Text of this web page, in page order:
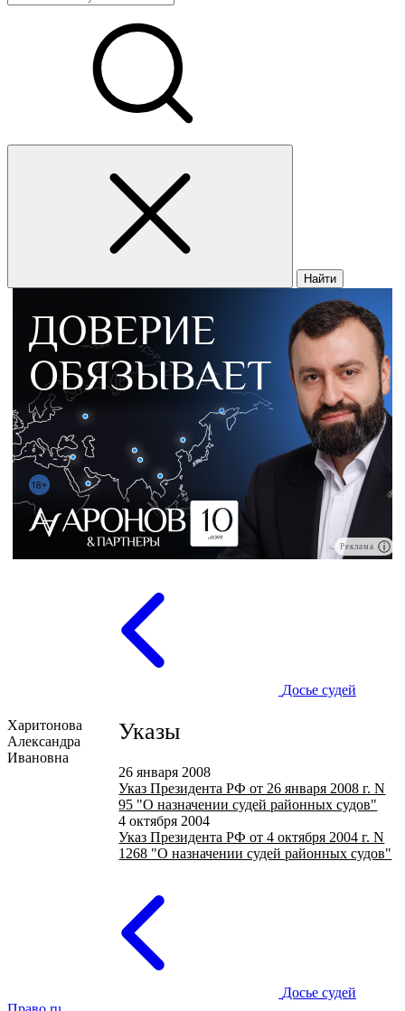
Найти
Реклама
Досье судей
Харитонова
Александра
Ивановна
Указы
26 января 2008
Указ Президента РФ от 26 января 2008 г. N
95 "О назначении судей районных судов"
4 октября 2004
Указ Президента РФ от 4 октября 2004 г. N
1268 "О назначении судей районных судов"
Досье судей